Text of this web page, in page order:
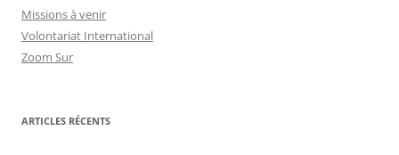
Missions à venir
Volontariat International
Zoom Sur
ARTICLES RÉCENTS